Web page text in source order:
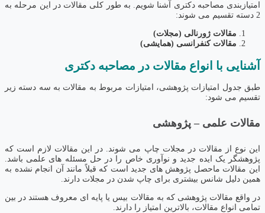
امتیازبندی مصاحبه دکتری آشنا شویم. به طور کلی مقالات در این مرحله به
2 دسته تقسیم می شوند:
مقالات ژورنالی (مجلات)
مقالات کنفرانسی (همایشی)
آشنایی با انواع مقالات در مصاحبه دکتری
طبق جدول امتیازات پژوهشی، امتیازات مربوط به مقالات به سه دسته زیر
تقسیم می شود:
مقالات علمی – پژوهشی
این نوع از مقالات در مجلات چاپ می شوند. در این مقالات لازم است که
پژوهشگر یک ایده جدید و نوآوری خاص را در حل مسئله های علمی باشد.
این مقالات ماحصل پژوهش های جدید است که قبلاً مانند آن انجام نشده به
همین دلیل شانس بیشتری برای چاپ شدن در مجلات دارند.
در واقع مقالات پژوهشی که به مقالات بیس یا پایه ای معروف هستند در بین
تمامی انواع مقالات، بالاترین امتیاز را دارند.